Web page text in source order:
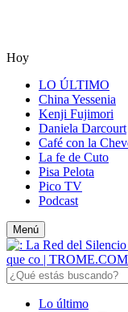
Hoy
LO ÚLTIMO
China Yessenia
Kenji Fujimori
Daniela Darcourt
Café con la
La fe de Cuto
Pisa Pelota
Pico TV
Podcast
Menú
Lo último